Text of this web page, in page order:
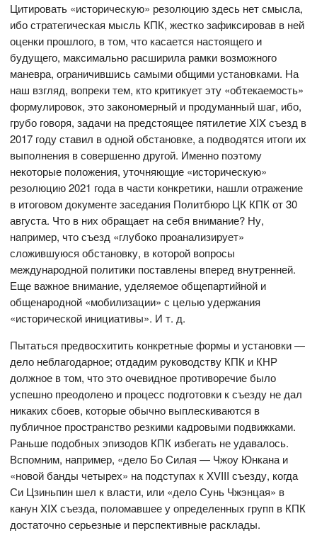
Цитировать «историческую» резолюцию здесь нет смысла,
ибо стратегическая мысль КПК, жестко зафиксировав в ней
оценки прошлого, в том, что касается настоящего и
будущего, максимально расширила рамки возможного
маневра, ограничившись самыми общими установками. На
наш взгляд, вопреки тем, кто критикует эту «обтекаемость»
формулировок, это закономерный и продуманный шаг, ибо,
грубо говоря, задачи на предстоящее пятилетие XIX съезд в
2017 году ставил в одной обстановке, а подводятся итоги их
выполнения в совершенно другой. Именно поэтому
некоторые положения, уточняющие «историческую»
резолюцию 2021 года в части конкретики, нашли отражение
в итоговом документе заседания Политбюро ЦК КПК от 30
августа. Что в них обращает на себя внимание? Ну,
например, что съезд «глубоко проанализирует»
сложившуюся обстановку, в которой вопросы
международной политики поставлены вперед внутренней.
Еще важное внимание, уделяемое общепартийной и
общенародной «мобилизации» с целью удержания
«исторической инициативы». И т. д.
Пытаться предвосхитить конкретные формы и установки —
дело неблагодарное; отдадим руководству КПК и КНР
должное в том, что это очевидное противоречие было
успешно преодолено и процесс подготовки к съезду не дал
никаких сбоев, которые обычно выплескиваются в
публичное пространство резкими кадровыми подвижками.
Раньше подобных эпизодов КПК избегать не удавалось.
Вспомним, например, «дело Бо Силая — Чжоу Юнкана и
«новой банды четырех» на подступах к XVIII съезду, когда
Си Цзиньпин шел к власти, или «дело Сунь Чжэнцая» в
канун XIX съезда, поломавшее у определенных групп в КПК
достаточно серьезные и перспективные расклады.